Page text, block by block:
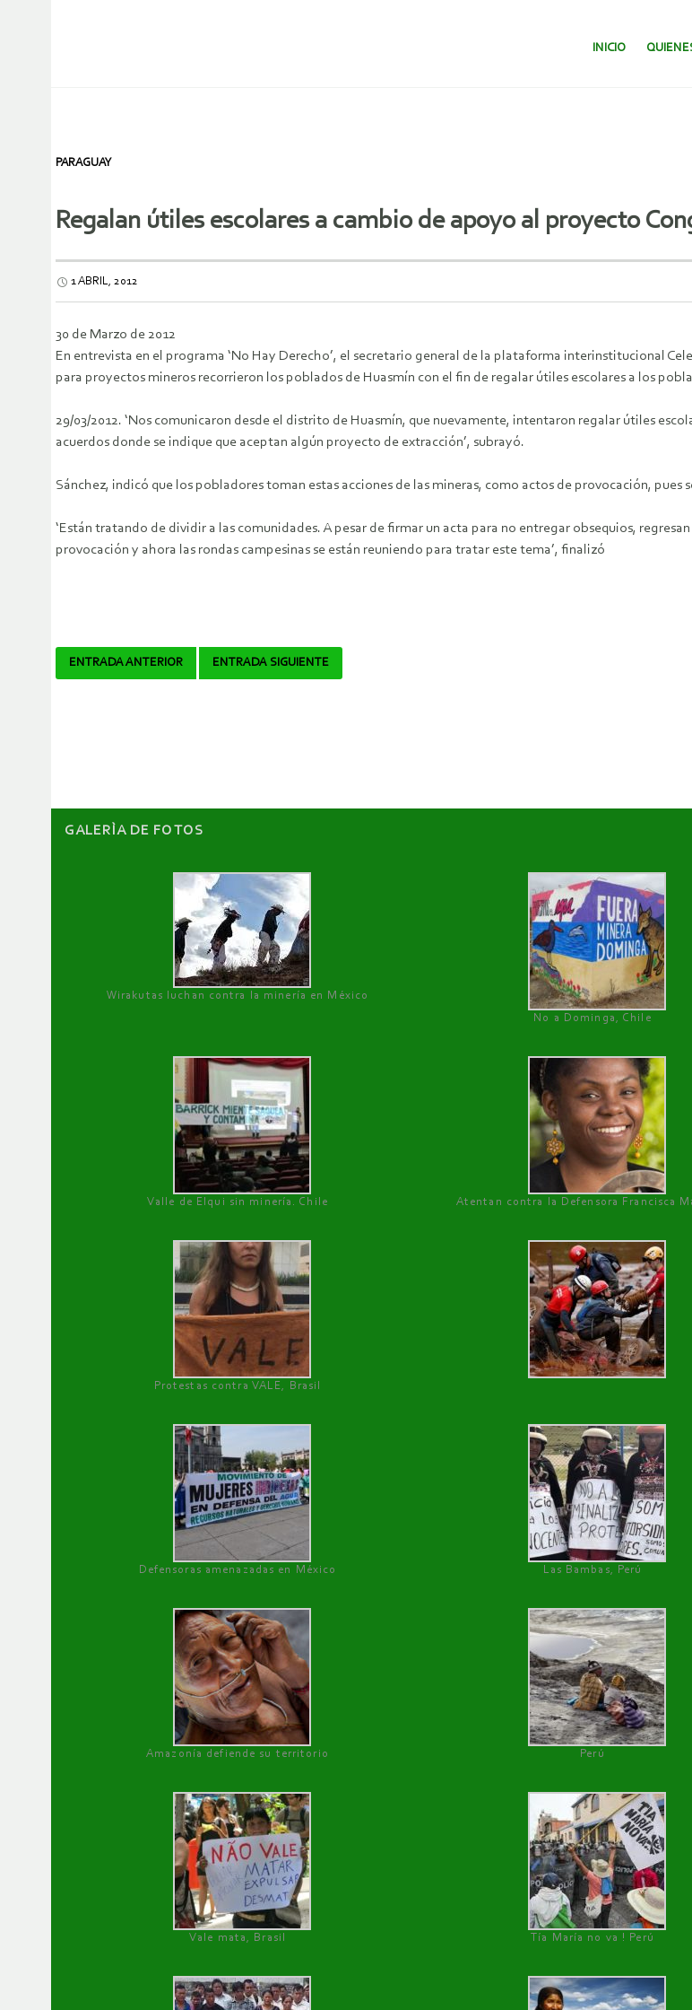
SALTAR AL
INICIO
PARAGUAY
Regalan útiles escolares a cambio de apoyo al proyecto
1 ABRIL, 2012
30 de Marzo de 2012
En entrevista en el programa ‘No Hay Derecho’, el secretario general de la plataforma interinstitucional
para proyectos mineros recorrieron los poblados de Huasmín con el fin de regalar útiles escolares a los
29/03/2012. ‘Nos comunicaron desde el distrito de Huasmín, que nuevamente, intentaron regalar útiles
acuerdos donde se indique que aceptan algún proyecto de extracción’, subrayó.
Sánchez, indicó que los pobladores toman estas acciones de las mineras, como actos de provocación, pues
‘Están tratando de dividir a las comunidades. A pesar de firmar un acta para no entregar obsequios,
provocación y ahora las rondas campesinas se están reuniendo para tratar este tema’, finalizó
Navegador
ENTRADA ANTERIOR ENTRADA SIGUIENTE
GALERÌA DE FOTOS
Wirakutas luchan contra la minería en México
No a Dominga, Chile
Valle de Elqui sin minería. Chile Atentan contra la Defensora Francisca
Protestas contra VALE, Brasil
Defensoras amenazadas en México Las Bambas, Perú
Amazonía defiende su territorio Perú
Vale mata, Brasil Tía María no va ! Perú